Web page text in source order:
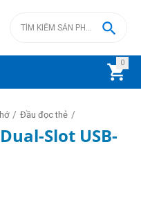
0


/ Đầu đọc thẻ /
Slot USB-